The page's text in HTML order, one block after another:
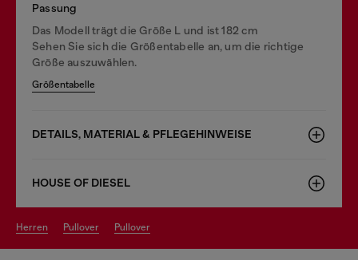
Passung
Das Modell trägt die Größe L und ist 182 cm
Sehen Sie sich die Größentabelle an, um die richtige
Größe auszuwählen.
Größentabelle
DETAILS, MATERIAL & PFLEGEHINWEISE
HOUSE OF DIESEL
herren pullover pullover